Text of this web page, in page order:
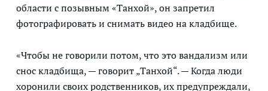
области с позывным «Танхой», он запретил
фотографировать и снимать видео на кладбище.
«Чтобы не говорили потом, что это вандализм или
снос кладбища, — говорит „Танхой“. — Когда люди
хоронили своих родственников, их предупреждали,